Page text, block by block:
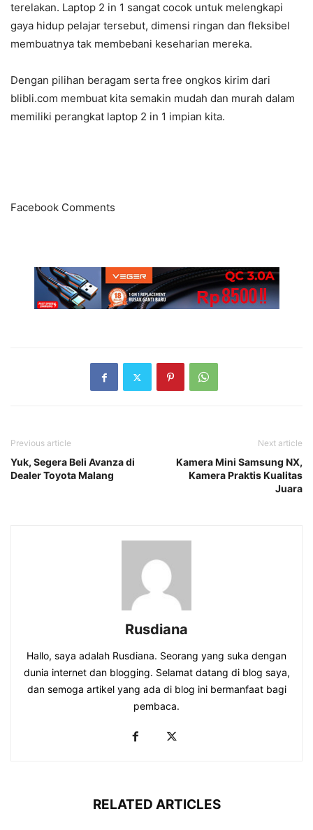
terelakan. Laptop 2 in 1 sangat cocok untuk melengkapi
gaya hidup pelajar tersebut, dimensi ringan dan fleksibel
membuatnya tak membebani keseharian mereka.
Dengan pilihan beragam serta free ongkos kirim dari
blibli.com membuat kita semakin mudah dan murah dalam
memiliki perangkat laptop 2 in 1 impian kita.
Facebook Comments
Previous article
Yuk, Segera Beli Avanza di
Dealer Toyota Malang
Next article
Kamera Mini Samsung NX,
Kamera Praktis Kualitas
Juara
Rusdiana
Hallo, saya adalah Rusdiana. Seorang yang suka dengan
dunia internet dan blogging. Selamat datang di blog saya,
dan semoga artikel yang ada di blog ini bermanfaat bagi
pembaca.
RELATED ARTICLES